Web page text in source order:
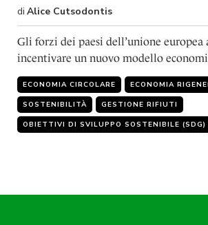
di Alice Cutsodontis
Gli forzi dei paesi dell’unione europea
incentivare un nuovo modello
ECONOMIA CIRCOLARE ECONOMIA
SOSTENIBILITÀ GESTIONE RIFIUTI
OBIETTIVI DI SVILUPPO SOSTENIBILE (SDG)